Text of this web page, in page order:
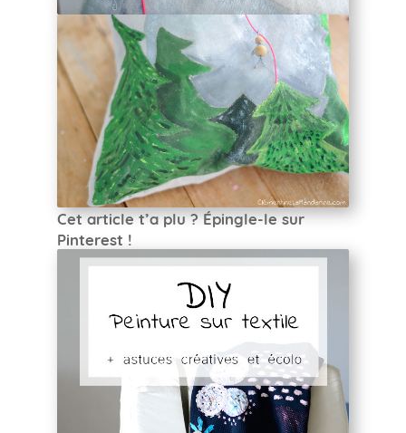
Cet article t’a plu ? Épingle-le sur
Pinterest !